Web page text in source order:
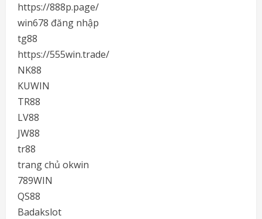
https://888p.page/
win678 đăng nhập
tg88
https://555win.trade/
NK88
KUWIN
TR88
LV88
JW88
tr88
trang chủ okwin
789WIN
QS88
Badakslot